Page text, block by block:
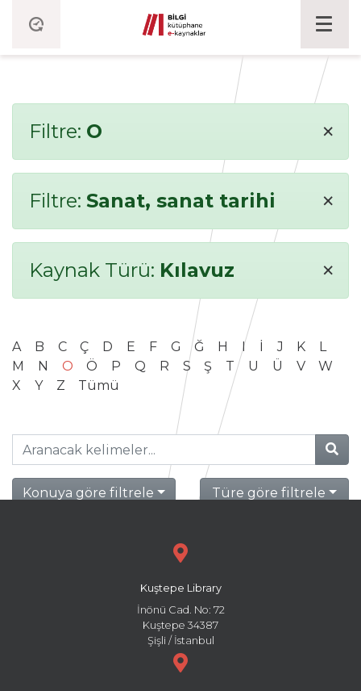
Filtre: O ×
Filtre: Sanat, sanat tarihi ×
Kaynak Türü: Kılavuz ×
A B C Ç D E F G Ğ H I İ J K
L
M
N O Ö P Q R S Ş T U Ü V
W
X
Y Z Tümü
Konuya göre filtrele Türe göre filtrele
Kuştepe Library
İnönü Cad. No: 72
Kuştepe 34387
Şişli / İstanbul